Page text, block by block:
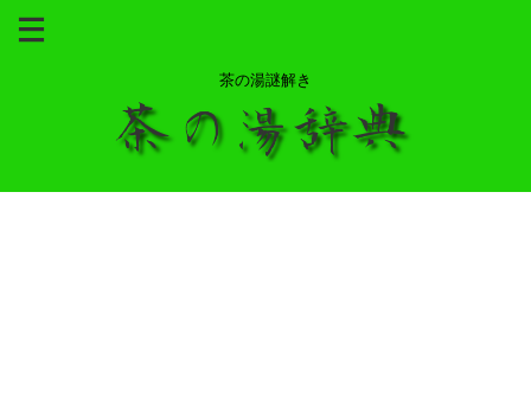
茶の湯謎解き